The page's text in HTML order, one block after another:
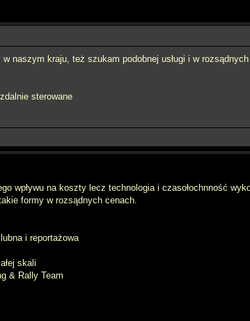
naszym kraju, też szukam podobnej usługi i w
sterowane
wpływu na koszty lecz technologia i czasołochnność
formy w rozsądnych cenach.
i reportażowa
skali
& Rally Team